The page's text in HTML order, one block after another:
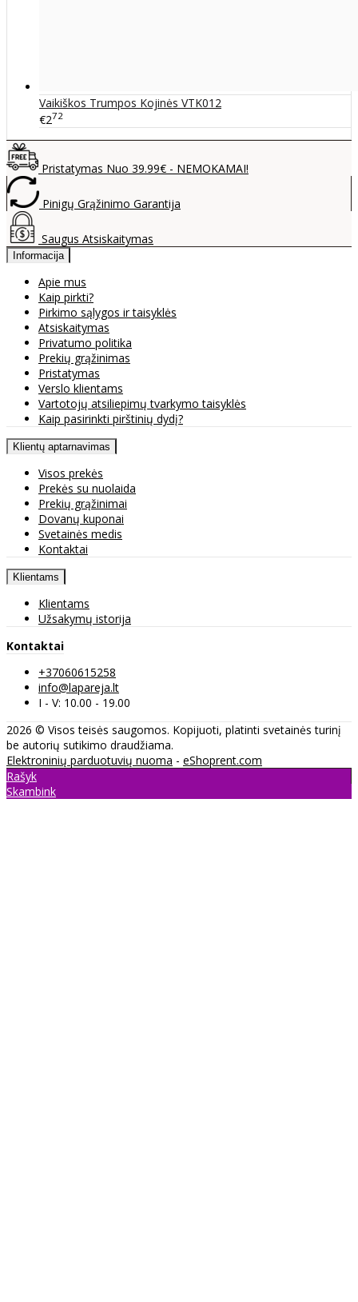
Vaikiškos Trumpos Kojinės VTK012
€272
Pristatymas Nuo 39.99€ - NEMOKAMAI!
Pinigų Grąžinimo Garantija
Saugus Atsiskaitymas
Informacija
Apie mus
Kaip pirkti?
Pirkimo sąlygos ir taisyklės
Atsiskaitymas
Privatumo politika
Prekių grąžinimas
Pristatymas
Verslo klientams
Vartotojų atsiliepimų tvarkymo taisyklės
Kaip pasirinkti pirštinių dydį?
Klientų aptarnavimas
Visos prekės
Prekės su nuolaida
Prekių grąžinimai
Dovanų kuponai
Svetainės medis
Kontaktai
Klientams
Klientams
Užsakymų istorija
Kontaktai
+37060615258
info@lapareja.lt
I - V: 10.00 - 19.00
2026 © Visos teisės saugomos. Kopijuoti, platinti svetainės turinį
be autorių sutikimo draudžiama.
Elektroninių parduotuvių nuoma - eShoprent.com
Rašyk
Skambink